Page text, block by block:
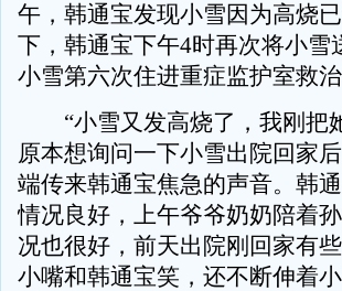
午，韩通宝发现小雪因为高烧
下，韩通宝下午4时再次将小
小雪第六次住进重症监护室救治
“小雪又发高烧了，我刚把
原本想询问一下小雪出院回家
端传来韩通宝焦急的声音。韩
情况良好，上午爷爷奶奶陪着
况也很好，前天出院刚回家有
小嘴和韩通宝笑，还不断伸着